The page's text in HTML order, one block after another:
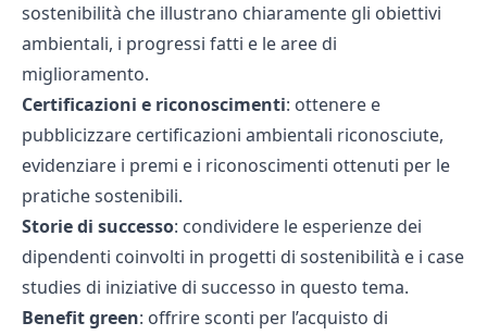
sostenibilità che illustrano chiaramente gli obiettivi
ambientali, i progressi fatti e le aree di
miglioramento.
Certificazioni e riconoscimenti: ottenere e
pubblicizzare certificazioni ambientali riconosciute,
evidenziare i premi e i riconoscimenti ottenuti per le
pratiche sostenibili.
Storie di successo: condividere le esperienze dei
dipendenti coinvolti in progetti di sostenibilità e i case
studies di iniziative di successo in questo tema.
Benefit green: offrire sconti per l’acquisto di